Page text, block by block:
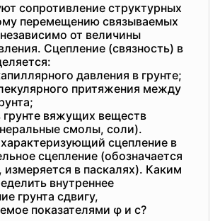
сопротивление структурных
перемещению связываемых
от величины
Сцепление (связность) в
давления в грунте;
притяжения между
грунте вяжущих веществ
смолы, соли).
сцепление в
сцепление (обозначается
в паскалях). Каким
внутреннее
грунта сдвигу,
показателями φ и c?